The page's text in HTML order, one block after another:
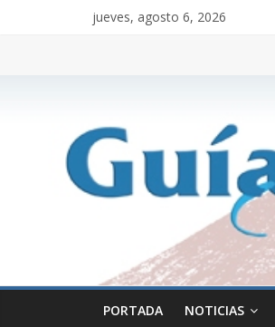
jueves, agosto 6, 2026
PORTADA NOTICIAS